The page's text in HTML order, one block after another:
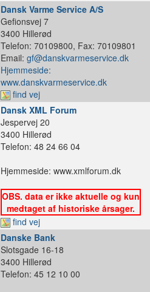
Dansk Varme Service A/S
Gefionsvej 7
3400 Hillerød
Telefon: 70109800, Fax: 70109801
Email: gf@danskvarmeservice.dk
Hjemmeside:
www.danskvarmeservice.dk
find vej
Dansk XML Forum
Jespervej 20
3400 Hillerød
Telefon: 48 24 66 04
Hjemmeside: www.xmlforum.dk
OBS. data er ikke aktuelle og kun
medtaget af historiske årsager.
find vej
Danske Bank
Slotsgade 16-18
3400 Hillerød
Telefon: 45 12 10 00